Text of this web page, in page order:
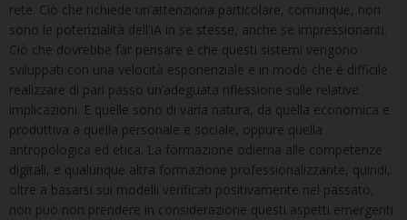
rete. Ciò che richiede un’attenziona particolare, comunque, non
sono le potenzialità dell’IA in se stesse, anche se impressionanti.
Ciò che dovrebbe far pensare è che questi sistemi vengono
sviluppati con una velocità esponenziale e in modo che è difficile
realizzare di pari passo un’adeguata riflessione sulle relative
implicazioni. E quelle sono di varia natura, da quella economica e
produttiva a quella personale e sociale, oppure quella
antropologica ed etica. La formazione odierna alle competenze
digitali, e qualunque altra formazione professionalizzante, quindi,
oltre a basarsi sui modelli verificati positivamente nel passato,
non può non prendere in considerazione questi aspetti emergenti